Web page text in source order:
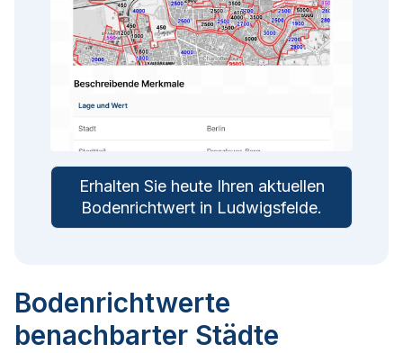
Erhalten Sie heute Ihren aktuellen
Bodenrichtwert in Ludwigsfelde.
Bodenrichtwerte
benachbarter Städte